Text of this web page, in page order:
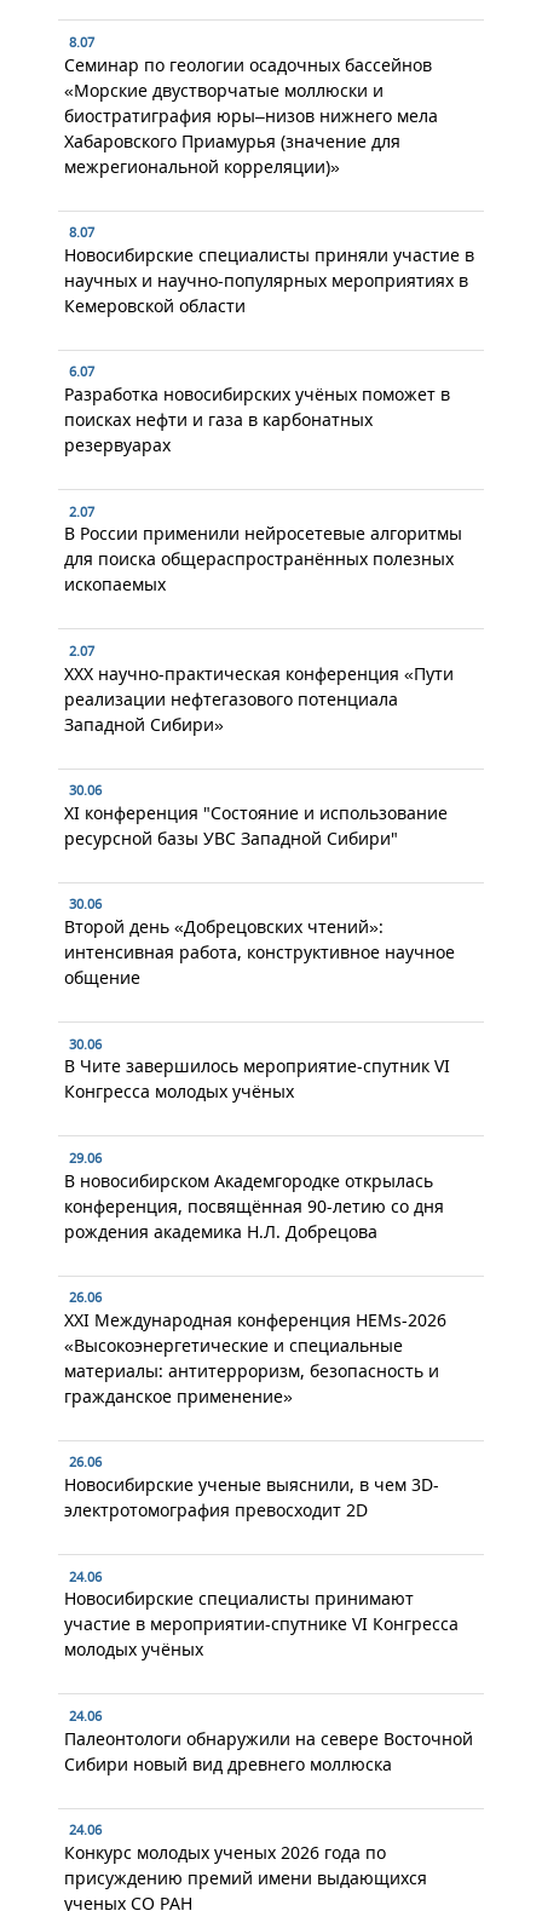
8.07
Семинар по геологии осадочных бассейнов
«Морские двустворчатые моллюски и
биостратиграфия юры–низов нижнего мела
Хабаровского Приамурья (значение для
межрегиональной корреляции)»
8.07
Новосибирские специалисты приняли участие в
научных и научно-популярных мероприятиях в
Кемеровской области
6.07
Разработка новосибирских учёных поможет в
поисках нефти и газа в карбонатных
резервуарах
2.07
В России применили нейросетевые алгоритмы
для поиска общераспространённых полезных
ископаемых
2.07
XXX научно-практическая конференция «Пути
реализации нефтегазового потенциала
Западной Сибири»
30.06
XI конференция "Состояние и использование
ресурсной базы УВС Западной Сибири"
30.06
Второй день «Добрецовских чтений»:
интенсивная работа, конструктивное научное
общение
30.06
В Чите завершилось мероприятие-спутник VI
Конгресса молодых учёных
29.06
В новосибирском Академгородке открылась
конференция, посвящённая 90-летию со дня
рождения академика Н.Л. Добрецова
26.06
XXI Международная конференция HEMs-2026
«Высокоэнергетические и специальные
материалы: антитерроризм, безопасность и
гражданское применение»
26.06
Новосибирские ученые выяснили, в чем 3D-
электротомография превосходит 2D
24.06
Новосибирские специалисты принимают
участие в мероприятии-спутнике VI Конгресса
молодых учёных
24.06
Палеонтологи обнаружили на севере Восточной
Сибири новый вид древнего моллюска
24.06
Конкурс молодых ученых 2026 года по
присуждению премий имени выдающихся
ученых СО РАН